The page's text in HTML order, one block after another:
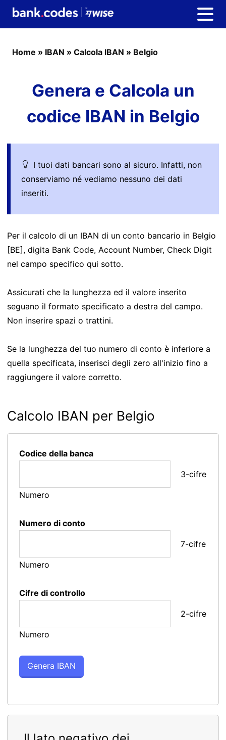
Home » IBAN » Calcola IBAN » Belgio
Genera e Calcola un
codice IBAN in Belgio
I tuoi dati bancari sono al sicuro. Infatti, non
conserviamo né vediamo nessuno dei dati
inseriti.
Per il calcolo di un IBAN di un conto bancario in Belgio
[BE], digita Bank Code, Account Number, Check Digit
nel campo specifico qui sotto.
Assicurati che la lunghezza ed il valore inserito
seguano il formato specificato a destra del campo.
Non inserire spazi o trattini.
Se la lunghezza del tuo numero di conto è inferiore a
quella specificata, inserisci degli zero all'inizio fino a
raggiungere il valore corretto.
Calcolo IBAN per Belgio
Codice della banca
3-cifre
Numero
Numero di conto
7-cifre
Numero
Cifre di controllo
2-cifre
Numero